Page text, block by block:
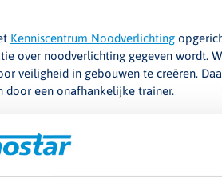
Kenniscentrum Noodverlichting
over noodverlichting gegeven wordt.
veiligheid in gebouwen te creëren.
door een onafhankelijke trainer.
het verduurzamen van onze organisatie